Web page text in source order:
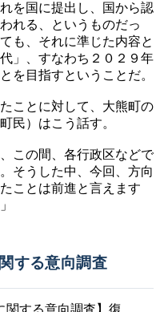
を国に提出し、国から認
れる、というものだっ
も、それに準じた内容と
」、すなわち２０２９年
を目指すということだ。
ことに対して、大熊町の
民）はこう話す。
この間、各行政区などで
そうした中、今回、方向
ことは前進と言えます
する意向調査